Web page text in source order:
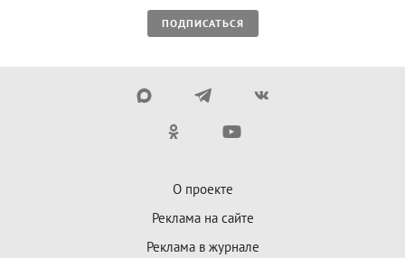
ПОДПИСАТЬСЯ
О проекте
Реклама на сайте
Реклама в журнале